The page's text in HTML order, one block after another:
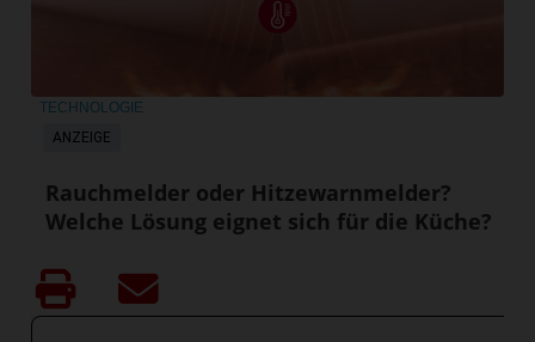
ANZEIGE
TECHNOLOGIE
Rauchmelder oder Hitzewarnmelder?
Welche Lösung eignet sich für die Küche?